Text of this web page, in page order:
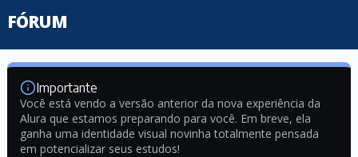
FÓRUM
Importante
Você está vendo a versão anterior da nova experiência da
Alura que estamos preparando para você. Em breve, ela
ganha uma identidade visual novinha totalmente pensada
em potencializar seus estudos!